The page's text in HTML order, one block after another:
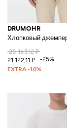
DRUMOHR
Хлопковый
28 163,12 ₽
21 122,11 ₽
-25%